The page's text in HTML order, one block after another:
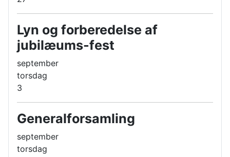
Lyn og forberedelse af
jubilæums-fest
september
torsdag
3
Generalforsamling
september
torsdag